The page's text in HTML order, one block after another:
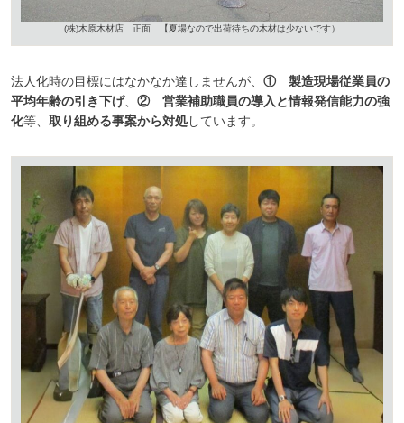
(株)木原木材店 正面 【夏場なので出荷待ちの木材は少ないです）
法人化時の目標にはなかなか達しませんが、 ① 製造現場従業員の
平均年齢の引き下げ、 ② 営業補助職員の導入と情報発信能力の強
化等、 取り組める事案から対処しています。